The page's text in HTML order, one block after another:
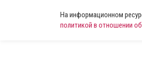
На информационном
политикой в отношении